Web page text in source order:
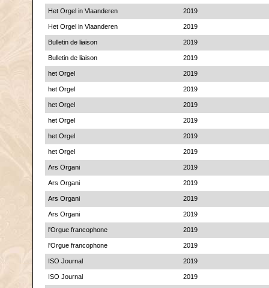
Het Orgel in Vlaanderen 2019
Het Orgel in Vlaanderen 2019
Bulletin de liaison 2019
Bulletin de liaison 2019
het Orgel 2019
het Orgel 2019
het Orgel 2019
het Orgel 2019
het Orgel 2019
het Orgel 2019
Ars Organi 2019
Ars Organi 2019
Ars Organi 2019
Ars Organi 2019
l'Orgue francophone 2019
l'Orgue francophone 2019
ISO Journal 2019
ISO Journal 2019